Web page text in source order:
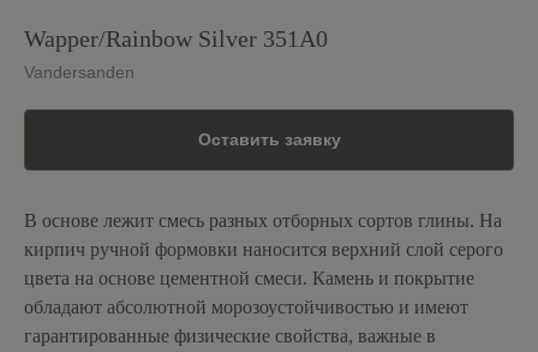
Wapper/Rainbow Silver 351A0
Vandersanden
Оставить заявку
В основе лежит смесь разных отборных сортов глины. На
кирпич ручной формовки наносится верхний слой серого
цвета на основе цементной смеси. Камень и покрытие
обладают абсолютной морозоустойчивостью и имеют
гарантированные физические свойства, важные в